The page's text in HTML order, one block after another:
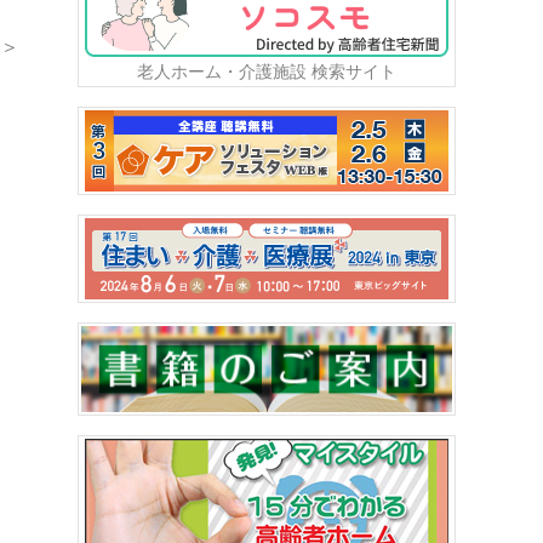
老人ホーム・介護施設 検索サイト